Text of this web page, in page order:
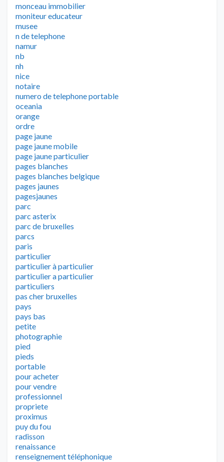
monceau immobilier
moniteur educateur
musee
n de telephone
namur
nb
nh
nice
notaire
numero de telephone portable
oceania
orange
ordre
page jaune
page jaune mobile
page jaune particulier
pages blanches
pages blanches belgique
pages jaunes
pagesjaunes
parc
parc asterix
parc de bruxelles
parcs
paris
particulier
particulier à particulier
particulier a particulier
particuliers
pas cher bruxelles
pays
pays bas
petite
photographie
pied
pieds
portable
pour acheter
pour vendre
professionnel
propriete
proximus
puy du fou
radisson
renaissance
renseignement téléphonique